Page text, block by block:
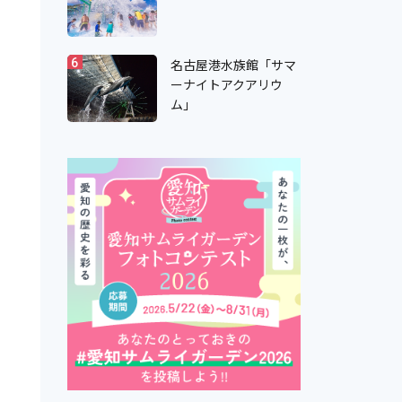
6
名古屋港水族館「サマ
ーナイトアクアリウ
ム」